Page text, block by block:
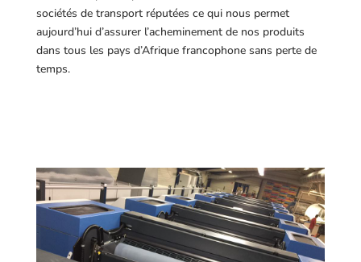
sociétés de transport réputées ce qui nous permet
aujourd’hui d’assurer l’acheminement de nos produits
dans tous les pays d’Afrique francophone sans perte de
temps.